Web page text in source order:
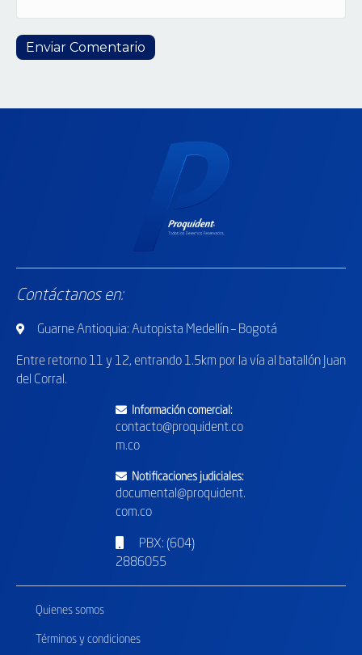
Contáctanos en:
Guarne Antioquia: Autopista Medellín – Bogotá
Entre retorno 11 y 12, entrando 1.5km por la vía al batallón Juan
del Corral.
Información comercial:
contacto@proquident.co
m.co
Notificaciones judiciales:
documental@proquident.
com.co
PBX: (604)
2886055
Quienes somos
Términos y condiciones